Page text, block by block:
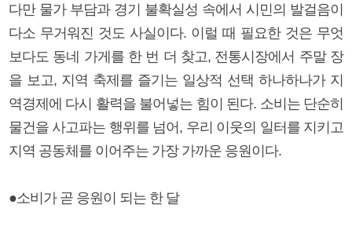
다만 물가 부담과 경기 불확실성 속에서 시민의 발걸음이
다소 무거워진 것도 사실이다. 이럴 때 필요한 것은 무엇
보다도 동네 가게를 한 번 더 찾고, 전통시장에서 주말 장
을 보고, 지역 축제를 즐기는 일상적 선택 하나하나가 지
역경제에 다시 활력을 불어넣는 힘이 된다. 소비는 단순히
물건을 사고파는 행위를 넘어, 우리 이웃의 일터를 지키고
지역 공동체를 이어주는 가장 가까운 응원이다.
●소비가 곧 응원이 되는 한 달